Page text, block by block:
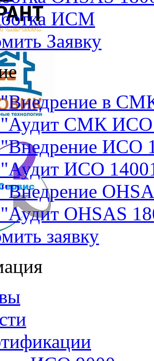
ИСМ
Заявку
"Внедрение в
"Аудит СМК ИСО
ИСО
ИСО
OHSAS
заявку